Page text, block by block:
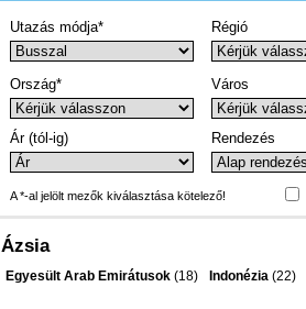
Utazás módja* Régió
Ország* Város
Ár (tól-ig) Rendezés
A *-al jelölt mezők kiválasztása kötelező!
Ázsia
Egyesült Arab Emirátusok (18) Indonézia (22)